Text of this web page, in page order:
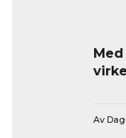
Av